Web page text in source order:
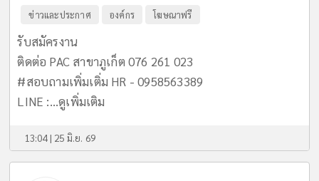
ข่าวและประกาศ องค์กร โฆษณาฟรี
รับสมัครงาน
ติดต่อ PAC สาขาภูเก็ต 076 261 023
#สอบถามเพิ่มเติ่ม HR - 0958563389
LINE :...ดูเพิ่มเติม
13:04 | 25 มิ.ย. 69